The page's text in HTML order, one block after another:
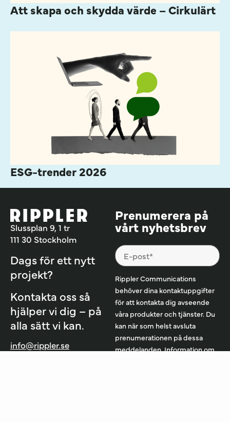
Att skapa och skydda värde – Cirkulärt
ESG-trender 2026
Slussplan 9, 1 tr
111 30 Stockholm
Dags för ett nytt
projekt?
Kontakta oss så
hjälper vi dig – på
alla sätt vi kan.
info@rippler.se
Prenumerera på
vårt nyhetsbrev
Rippler Communications
behöver dina kontaktuppgifter
för att kontakta dig avseende
våra produkter och tjänster. Du
kan när som helst avsluta
prenumerationen på dessa
meddelanden. Information om